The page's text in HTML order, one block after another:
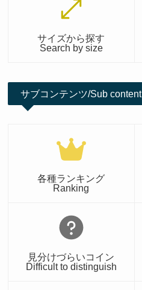
サイズから探す
Search by size
サブコンテンツ/Sub content
各種ランキング
Ranking
見分けづらいコイン
Difficult to distinguish